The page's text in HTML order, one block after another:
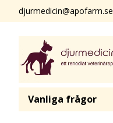
djurmedicin@apofarm.se
Vanliga frågor